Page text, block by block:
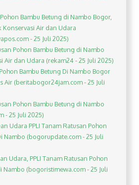
Bambu Betung di Nambo Bogor,
Konservasi Air dan Udara
- 25 Juli 2025)
Pohon Bambu Betung di Nambo
Air dan Udara (rekam24 - 25 Juli 2025)
Bambu Betung Di Nambo Bogor
Air (beritabogor24jam.com - 25 Juli
Pohon Bambu Betung di Nambo
- 25 Juli 2025)
Udara PPLI Tanam Ratusan Pohon
Nambo (bogorupdate.com - 25 Juli
Udara, PPLI Tanam Ratusan Pohon
Nambo (bogoristimewa.com - 25 Juli